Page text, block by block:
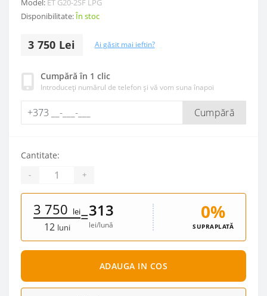
Disponibilitate:În stoc
3 750 Lei Ai găsit mai ieftin?
Cumpără în 1 clic
Introduceți numărul de telefon și vă vom suna înapoi
Cumpără
Cantitate:
- +
3 750 lei
12 luni
=313
lei/lună
0%
SUPRAPLATĂ
ADAUGA IN COS